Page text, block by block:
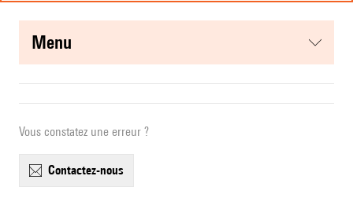
menu
Vous constatez une erreur ?
contactez-nous